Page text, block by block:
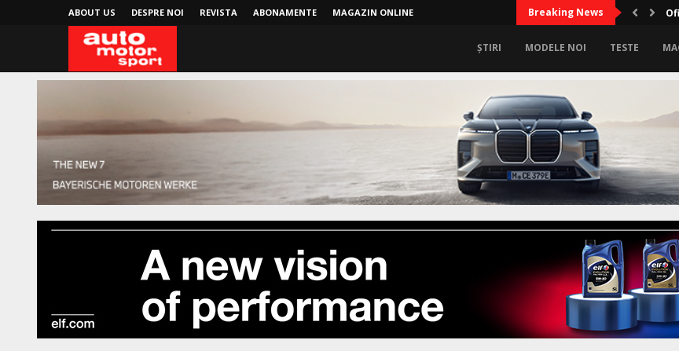
ABOUT US DESPRE NOI REVISTA ABONAMENTE MAGAZIN ONLINE Breaking News
ȘTIRI MODELE NOI TESTE